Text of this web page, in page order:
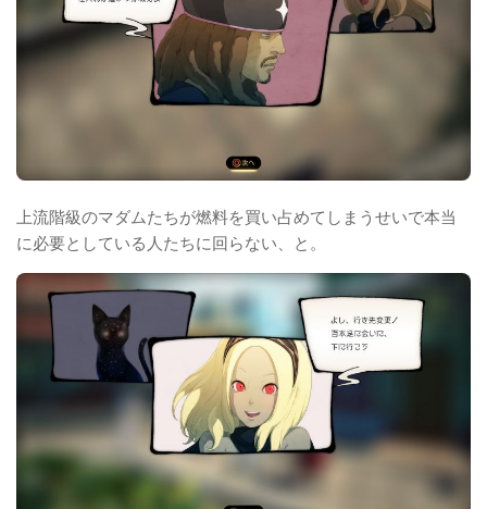
上流階級のマダムたちが燃料を買い占めてしまうせいで本当
に必要としている人たちに回らない、と。